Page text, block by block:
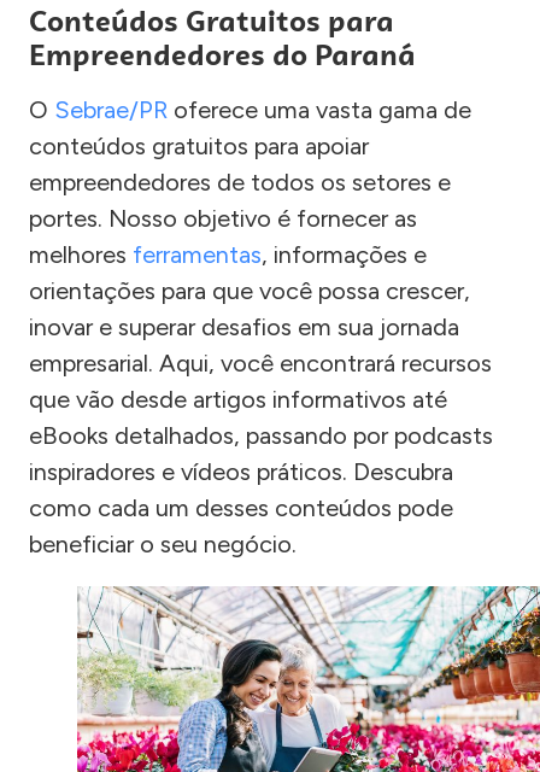
Conteúdos Gratuitos para
Empreendedores do Paraná
O Sebrae/PR oferece uma vasta gama de
conteúdos gratuitos para apoiar
empreendedores de todos os setores e
portes. Nosso objetivo é fornecer as
melhores ferramentas, informações e
orientações para que você possa crescer,
inovar e superar desafios em sua jornada
empresarial. Aqui, você encontrará recursos
que vão desde artigos informativos até
eBooks detalhados, passando por podcasts
inspiradores e vídeos práticos. Descubra
como cada um desses conteúdos pode
beneficiar o seu negócio.